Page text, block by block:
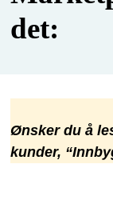
det:
Ønsker du å
kunder,